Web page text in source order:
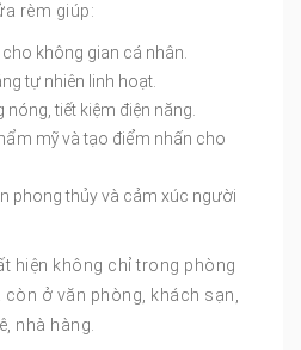
rèm giúp:
không gian cá nhân.
tự nhiên linh hoạt.
tiết kiệm điện năng.
mỹ và tạo điểm nhấn cho
phong thủy và cảm xúc người
hiện không chỉ trong phòng
ở văn phòng, khách sạn,
nhà hàng.